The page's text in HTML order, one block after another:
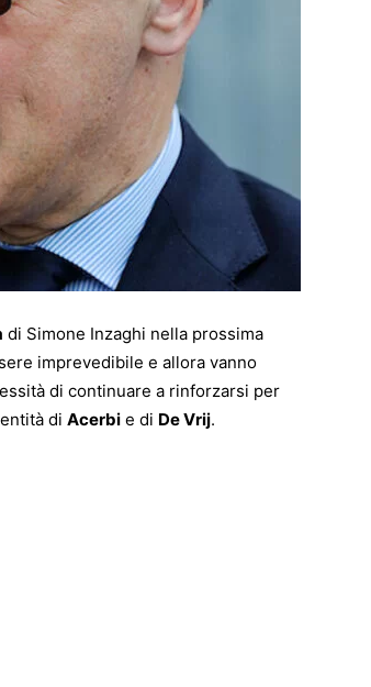
di Simone Inzaghi nella prossima
imprevedibile e allora vanno
di continuare a rinforzarsi per
di Acerbi e di De Vrij.